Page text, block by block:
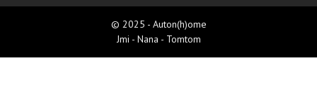
© 2025 - Auton(h)ome
Jmi - Nana - Tomtom